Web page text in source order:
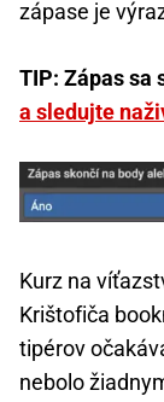
zápase je
TIP: Zápas sa
a sledujte
Kurz na
Krištofiča
tipérov
nebolo